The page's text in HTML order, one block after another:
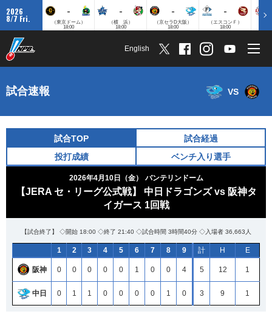
2026
8/7 Fri.
-
（東京ドーム）
18:00
-
（横 浜）
18:00
-
（京セラD大阪）
18:00
-
（エスコンＦ）
18:00
English
試合速報 VS
試合TOP
試合経過
投打成績
ベンチ入り選手
2026年4月10日（金） バンテリンドーム
【JERA セ・リーグ公式戦】 中日ドラゴンズ vs 阪神タ
イガース 1回戦
【試合終了】 ◇開始 18:00 ◇終了 21:40 ◇試合時間 3時間40分 ◇入場者 36,663人
1 2 3 4 5 6 7 8 9 計 H E
阪神 0 0 0 0 0 1 0 0 4 5 12 1
中日 0 1 1 0 0 0 0 1 0 3 9 1